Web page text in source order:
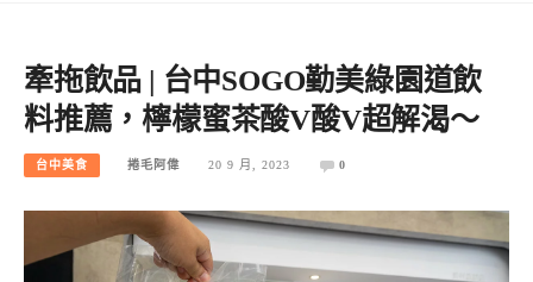
牽拖飲品 | 台中SOGO勤美綠園道飲
料推薦，檸檬蜜茶酸V酸V超解渴～
台中美食 捲毛阿偉 20 9 月, 2023 0